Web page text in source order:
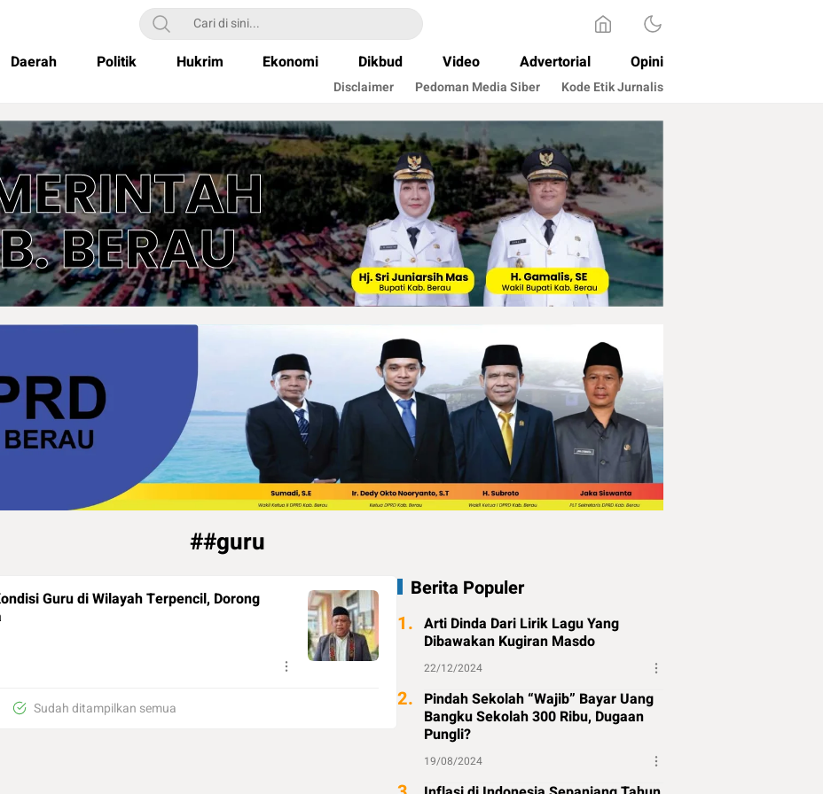
Daerah Politik Hukrim Ekonomi Dikbud Video Advertorial Opini
Disclaimer Pedoman Media Siber Kode Etik Jurnalis
##guru
Guru di Wilayah Terpencil, Dorong
Sudah ditampilkan semua
Berita Populer
1. Arti Dinda Dari Lirik Lagu Yang
Dibawakan Kugiran Masdo
22/12/2024
2. Pindah Sekolah “Wajib” Bayar Uang
Bangku Sekolah 300 Ribu, Dugaan
Pungli?
19/08/2024